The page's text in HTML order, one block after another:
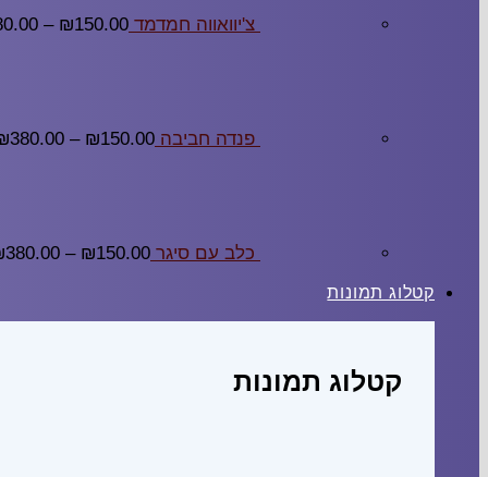
צ'יוואווה חמדמד ₪150.00
–
פנדה חביבה ₪150.00
–
380.00
כלב עם סיגר ₪150.00
–
380.00
קטלוג תמונות
קטלוג תמונות